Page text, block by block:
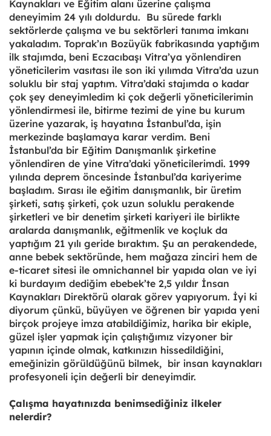
Kaynakları ve Eğitim alanı üzerine çalışma
deneyimim 24 yılı doldurdu. Bu sürede farklı
sektörlerde çalışma ve bu sektörleri tanıma imkanı
yakaladım. Toprak’ın Bozüyük fabrikasında yaptığım
ilk stajımda, beni Eczacıbaşı Vitra’ya yönlendiren
yöneticilerim vasıtası ile son iki yılımda Vitra’da uzun
soluklu bir staj yaptım. Vitra’daki stajımda o kadar
çok şey deneyimledim ki çok değerli yöneticilerimin
yönlendirmesi ile, bitirme tezimi de yine bu kurum
üzerine yazarak, iş hayatına İstanbul’da, işin
merkezinde başlamaya karar verdim. Beni
İstanbul’da bir Eğitim Danışmanlık şirketine
yönlendiren de yine Vitra’daki yöneticilerimdi. 1999
yılında deprem öncesinde İstanbul’da kariyerime
başladım. Sırası ile eğitim danışmanlık, bir üretim
şirketi, satış şirketi, çok uzun soluklu perakende
şirketleri ve bir denetim şirketi kariyeri ile birlikte
aralarda danışmanlık, eğitmenlik ve koçluk da
yaptığım 21 yılı geride bıraktım. Şu an perakendede,
anne bebek sektöründe, hem mağaza zinciri hem de
e-ticaret sitesi ile omnichannel bir yapıda olan ve iyi
ki burdayım dediğim ebebek’te 2,5 yıldır İnsan
Kaynakları Direktörü olarak görev yapıyorum. İyi ki
diyorum çünkü, büyüyen ve öğrenen bir yapıda yeni
birçok projeye imza atabildiğimiz, harika bir ekiple,
güzel işler yapmak için çalıştığımız vizyoner bir
yapının içinde olmak, katkınızın hissedildiğini,
emeğinizin görüldüğünü bilmek, bir insan kaynakları
profesyoneli için değerli bir deneyimdir.
Çalışma hayatınızda benimsediğiniz ilkeler
nelerdir?